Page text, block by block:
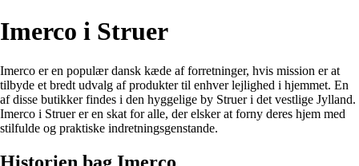
Imerco i Struer
Imerco er en populær dansk kæde af forretninger, hvis mission er at
tilbyde et bredt udvalg af produkter til enhver lejlighed i hjemmet. En
af disse butikker findes i den hyggelige by Struer i det vestlige Jylland.
Imerco i Struer er en skat for alle, der elsker at forny deres hjem med
stilfulde og praktiske indretningsgenstande.
Historien bag Imerco